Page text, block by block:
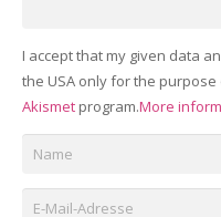
I accept that my given data
the USA only for the
Akismetprogram.More